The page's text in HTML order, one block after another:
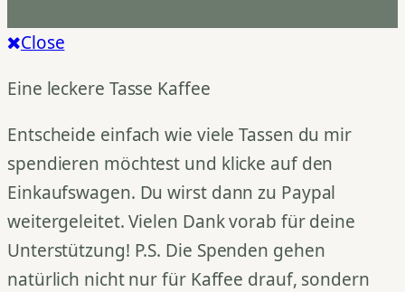
Close
Eine leckere Tasse Kaffee
Entscheide einfach wie viele Tassen du mir
spendieren möchtest und klicke auf den
Einkaufswagen. Du wirst dann zu Paypal
weitergeleitet. Vielen Dank vorab für deine
Unterstützung! P.S. Die Spenden gehen
natürlich nicht nur für Kaffee drauf, sondern